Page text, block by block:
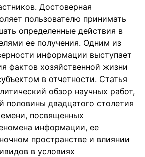
Достоверная
пользователю принимать
определенные действия в
ее получения. Одним из
информации выступает
фактов хозяйственной жизни
в отчетности. Статья
обзор научных работ,
половины двадцатого столетия
посвященных
информации, ее
пространстве и влиянии
в условиях